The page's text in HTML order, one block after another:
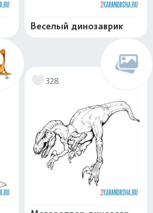
Веселый динозаврик
328